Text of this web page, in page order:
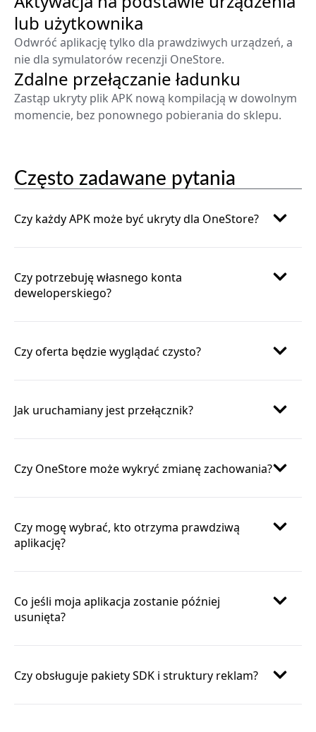
lub użytkownika
Odwróć aplikację tylko dla prawdziwych urządzeń, a
nie dla symulatorów recenzji OneStore.
Zdalne przełączanie ładunku
Zastąp ukryty plik APK nową kompilacją w dowolnym
momencie, bez ponownego pobierania do sklepu.
Często zadawane pytania
Czy każdy APK może być ukryty dla OneStore?
Czy potrzebuję własnego konta
deweloperskiego?
Czy oferta będzie wyglądać czysto?
Jak uruchamiany jest przełącznik?
Czy OneStore może wykryć zmianę zachowania?
Czy mogę wybrać, kto otrzyma prawdziwą
aplikację?
Co jeśli moja aplikacja zostanie później
usunięta?
Czy obsługuje pakiety SDK i struktury reklam?